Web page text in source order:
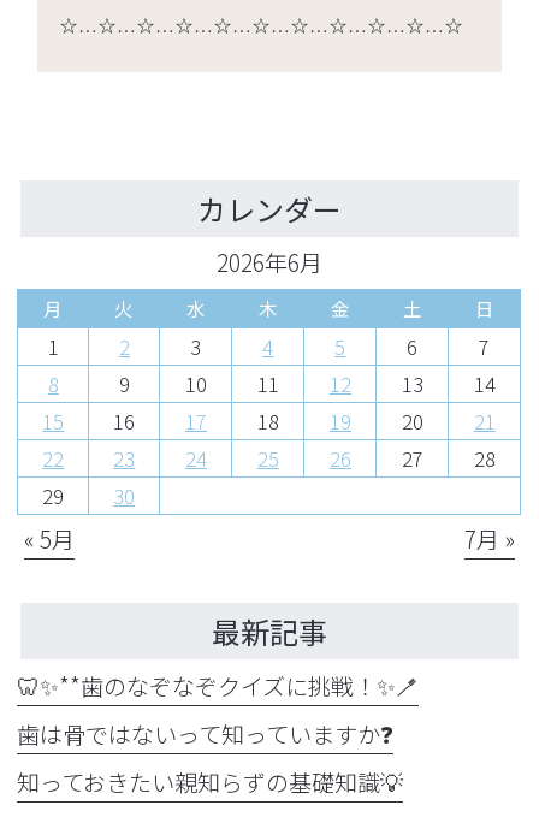
☆…☆…☆…☆…☆…☆…☆…☆…☆…☆…☆
カレンダー
2026年6月
月 火 水 木 金 土 日
1 2 3 4 5 6
7
8
9 10 11 12 13
14
15
16 17 18 19 20
21
22
23 24 25 26 27
28
29
30
« 5月 7月 »
最新記事
🦷✨**歯のなぞなぞクイズに挑戦！✨🪥
歯は骨ではないって知っていますか❓
知っておきたい親知らずの基礎知識💡